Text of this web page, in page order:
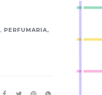
, PERFUMARIA,